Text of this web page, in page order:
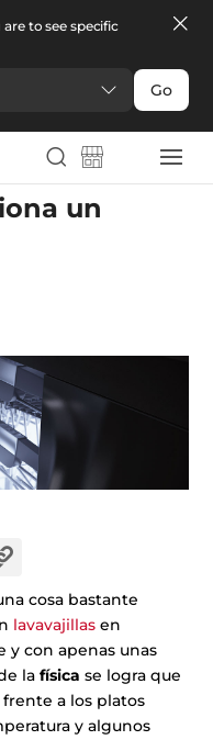
to see specific
Go
un
cosa bastante
lavavajillasen
y con apenas unas
lafísica se logra que
a los platos
y algunos